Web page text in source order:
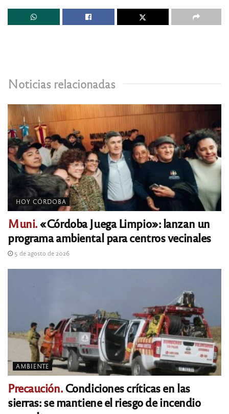
Noticias relacionadas
HOY CÓRDOBA
Muni.«Córdoba Juega Limpio»: lanzan un
programa ambiental para centros vecinales
5 de agosto de 2026
AMBIENTE
Precaución.Condiciones críticas en las
sierras: se mantiene el riesgo de incendio